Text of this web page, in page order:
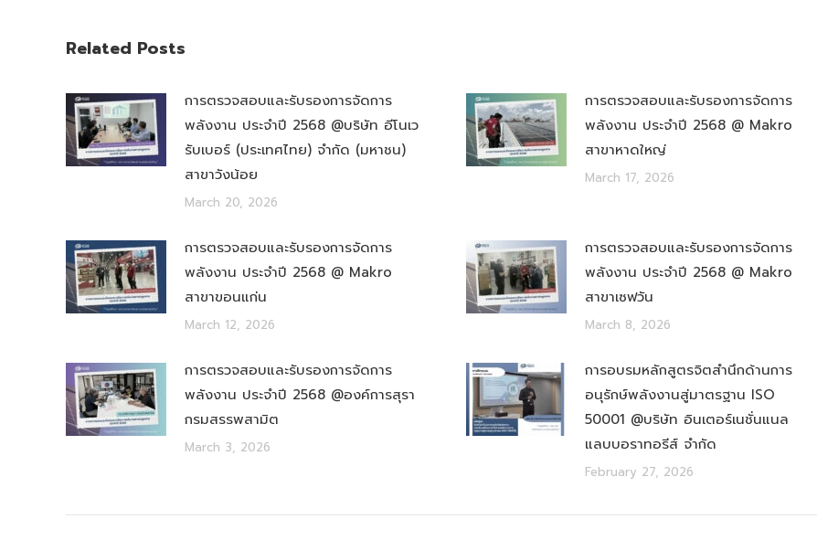
Related Posts
การตรวจสอบและรับรองการจัดการ
พลังงาน ประจำปี 2568 @บริษัท อีโนเว
รับเบอร์ (ประเทศไทย) จำกัด (มหาชน)
สาขาวังน้อย
March 20, 2026
การตรวจสอบและรับรองการจัดการ
พลังงาน ประจำปี 2568 @ Makro
สาขาหาดใหญ่
March 17, 2026
การตรวจสอบและรับรองการจัดการ
พลังงาน ประจำปี 2568 @ Makro
สาขาขอนแก่น
March 12, 2026
การตรวจสอบและรับรองการจัดการ
พลังงาน ประจำปี 2568 @ Makro
สาขาเซฟวัน
March 8, 2026
การตรวจสอบและรับรองการจัดการ
พลังงาน ประจำปี 2568 @องค์การสุรา
กรมสรรพสามิต
March 3, 2026
การอบรมหลักสูตรจิตสำนึกด้านการ
อนุรักษ์พลังงานสู่มาตรฐาน ISO
50001 @บริษัท อินเตอร์เนชั่นแนล
แลบบอราทอรีส์ จำกัด
February 27, 2026